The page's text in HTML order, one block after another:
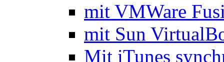
mit VMWare
mit Sun
Mit iTunes